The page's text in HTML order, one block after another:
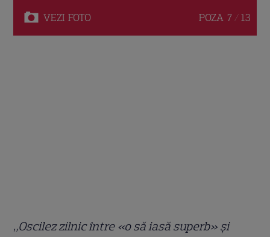
VEZI FOTO POZA 7 / 13
„Oscilez zilnic între «o să iasă superb» și